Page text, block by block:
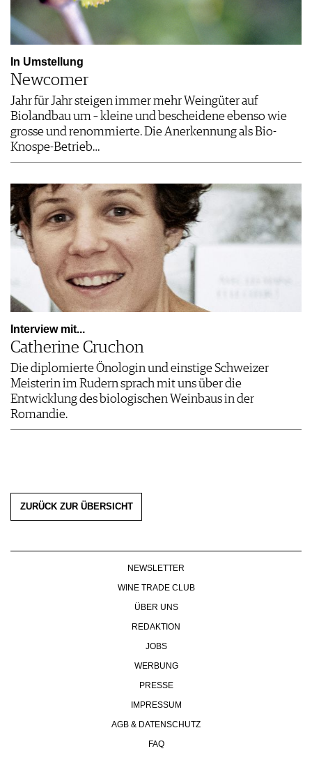
In Umstellung
Newcomer
Jahr für Jahr steigen immer mehr Weingüter auf
Biolandbau um – kleine und bescheidene ebenso wie
grosse und renommierte. Die Anerkennung als Bio-
Knospe-Betrieb…
Interview mit...
Catherine Cruchon
Die diplomierte Önologin und einstige Schweizer
Meisterin im Rudern sprach mit uns über die
Entwicklung des biologischen Weinbaus in der
Romandie.
ZURÜCK ZUR ÜBERSICHT
NEWSLETTER
WINE TRADE CLUB
ÜBER UNS
REDAKTION
JOBS
WERBUNG
PRESSE
IMPRESSUM
AGB & DATENSCHUTZ
FAQ